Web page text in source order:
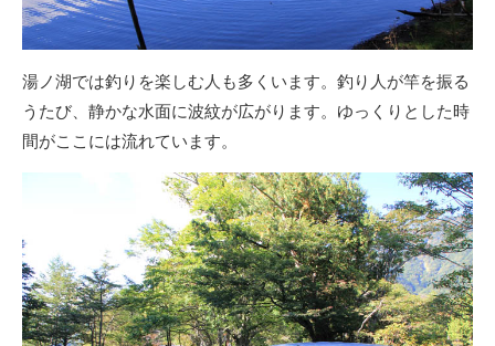
湯ノ湖では釣りを楽しむ人も多くいます。釣り人が竿を振る
うたび、静かな水面に波紋が広がります。ゆっくりとした時
間がここには流れています。